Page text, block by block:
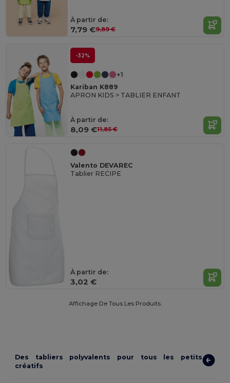
À partir de:
7,79 €9,89 €
-32%
+1
Kariban K889
APRON KIDS > TABLIER ENFANT
À partir de:
8,09 €11,85 €
Valento DEVAREC
Tablier RECIPE
À partir de:
3,02 €
Affichage De Tous Les Produits.
Des tabliers polyvalents pour tous les petits
créatifs